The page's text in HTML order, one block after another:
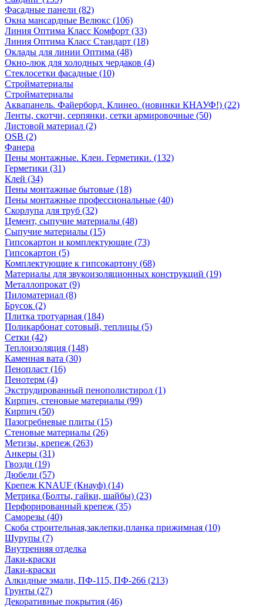
Фасадные панели (82)
Окна мансардные Велюкс (106)
Линия Оптима Класс Комфорт (33)
Линия Оптима Класс Стандарт (18)
Оклады для линии Оптима (48)
Окно-люк для холодных чердаков (4)
Стеклосетки фасадные (10)
Стройматериалы
Стройматериалы
Аквапанель. Файерборд. Клинео. (новинки КНАУФ!) (22)
Ленты, скотчи, серпянки, сетки армировочные (50)
Листовой материал (2)
OSB (2)
Фанера
Пены монтажные. Клеи. Герметики. (132)
Герметики (31)
Клей (34)
Пены монтажные бытовые (18)
Пены монтажные профессиональные (40)
Скорлупа для труб (32)
Цемент, сыпучие материалы (48)
Сыпучие материалы (15)
Гипсокартон и комплектующие (73)
Гипсокартон (5)
Комплектующие к гипсокартону (68)
Материалы для звукоизоляционных конструкций (19)
Металлопрокат (9)
Пиломатериал (8)
Брусок (2)
Плитка тротуарная (184)
Поликарбонат сотовый, теплицы (5)
Сетки (42)
Теплоизоляция (148)
Каменная вата (30)
Пенопласт (16)
Пенотерм (4)
Экструдированный пенополистирол (1)
Кирпич, стеновые материалы (99)
Кирпич (50)
Пазогребневые плиты (15)
Стеновые материалы (26)
Метизы, крепеж (263)
Анкеры (31)
Гвозди (19)
Дюбели (57)
Крепеж KNAUF (Кнауф) (14)
Метрика (Болты, гайки, шайбы) (23)
Перфорированный крепеж (35)
Саморезы (40)
Скоба строительная,заклепки,планка прижимная (10)
Шурупы (7)
Внутренняя отделка
Лаки-краски
Лаки-краски
Алкидные эмали, ПФ-115, ПФ-266 (213)
Грунты (27)
Декоративные покрытия (46)